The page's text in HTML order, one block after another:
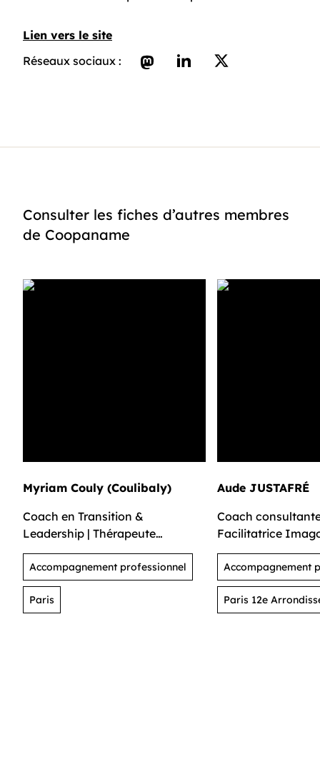
Lien vers le site
Réseaux sociaux :
Consulter les fiches d’autres membres
de Coopaname
Myriam Couly (Coulibaly)
Coach en Transition &
Leadership | Thérapeute
énergétique
Accompagnement professionnel
Paris
Aude JUSTAFRÉ
Coach
Facilitatrice
Accompagnement
Paris 12e